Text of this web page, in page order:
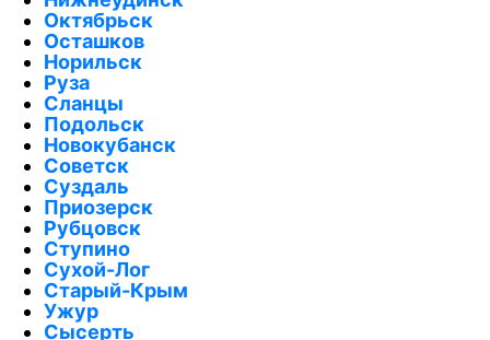
Октябрьск
Осташков
Норильск
Руза
Сланцы
Подольск
Новокубанск
Советск
Суздаль
Приозерск
Рубцовск
Ступино
Сухой-Лог
Старый-Крым
Ужур
Сысерть